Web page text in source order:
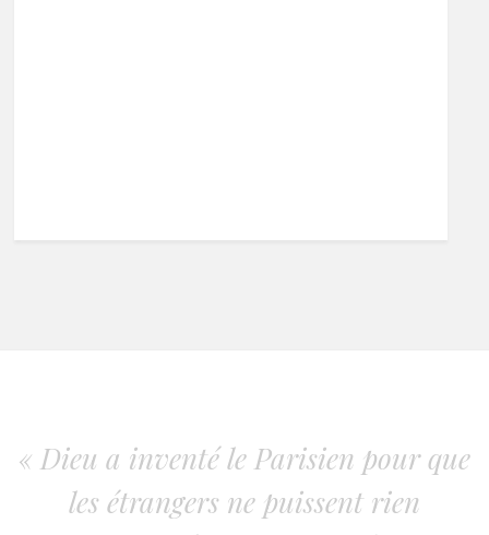
« Dieu a inventé le Parisien pour que
les étrangers ne puissent rien